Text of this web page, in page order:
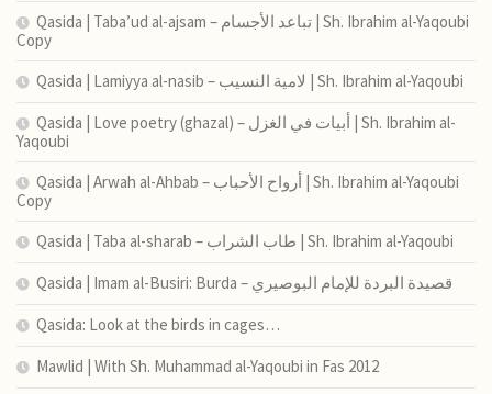
Qasida | Taba’ud al-ajsam – تباعد الأجسام | Sh. Ibrahim al-Yaqoubi
Copy
Qasida | Lamiyya al-nasib – لامية النسيب | Sh. Ibrahim al-Yaqoubi
Qasida | Love poetry (ghazal) – أبيات في الغزل | Sh. Ibrahim al-
Yaqoubi
Qasida | Arwah al-Ahbab – أرواح الأحباب | Sh. Ibrahim al-Yaqoubi
Copy
Qasida | Taba al-sharab – طاب الشراب | Sh. Ibrahim al-Yaqoubi
Qasida | Imam al-Busiri: Burda – قصيدة البردة للإمام البوصيري
Qasida: Look at the birds in cages…
Mawlid | With Sh. Muhammad al-Yaqoubi in Fas 2012